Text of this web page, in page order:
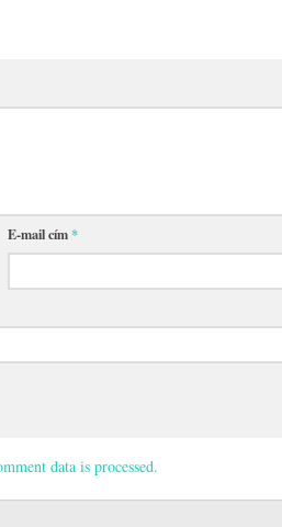
E-mail cím*
data is processed.